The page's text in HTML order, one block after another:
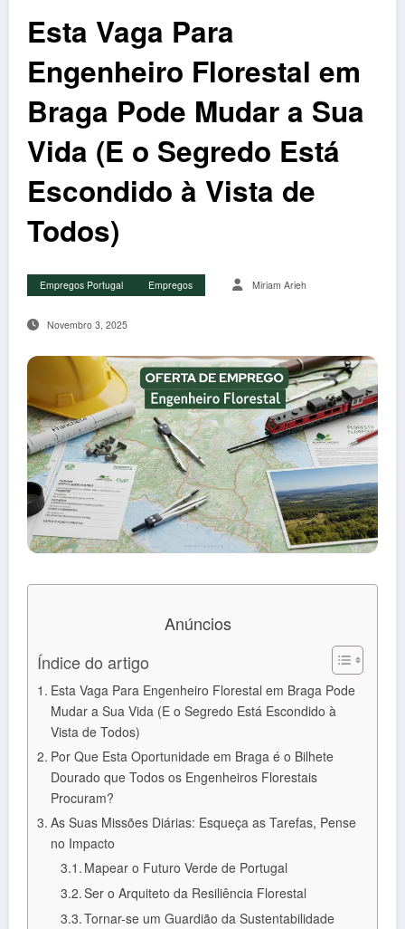
Esta Vaga Para
Engenheiro Florestal em
Braga Pode Mudar a Sua
Vida (E o Segredo Está
Escondido à Vista de
Todos)
Empregos Portugal Empregos Miriam Arieh
Novembro 3, 2025
Anúncios
Índice do artigo
Esta Vaga Para Engenheiro Florestal em Braga Pode
Mudar a Sua Vida (E o Segredo Está Escondido à
Vista de Todos)
Por Que Esta Oportunidade em Braga é o Bilhete
Dourado que Todos os Engenheiros Florestais
Procuram?
As Suas Missões Diárias: Esqueça as Tarefas, Pense
no Impacto
Mapear o Futuro Verde de Portugal
Ser o Arquiteto da Resiliência Florestal
Tornar-se um Guardião da Sustentabilidade